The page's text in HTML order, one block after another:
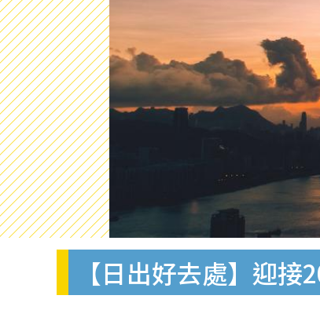
【日出好去處】迎